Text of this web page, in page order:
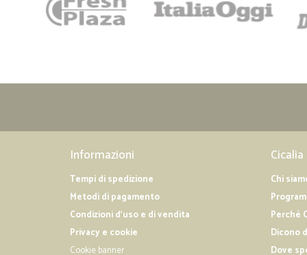
Informazioni
Tempi di spedizione
Metodi di pagamento
Condizioni d'uso e di vendita
Privacy e cookie
Cookie banner
Cicalia
Chi
Perché
Dicono
Dove